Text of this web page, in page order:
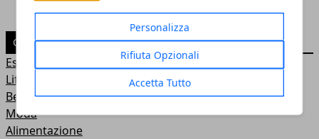
Personalizza
Rifiuta Opzionali
Accetta Tutto
CATEGORIE
Estetica
Lifestyle
Benessere
Moda
Alimentazione